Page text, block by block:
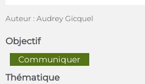
Auteur : Audrey Gicquel
Objectif
  Communiquer
Thématique